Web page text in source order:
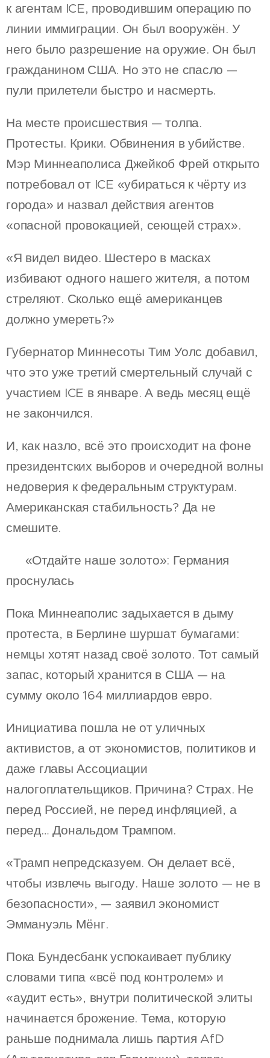
к агентам ICE, проводившим операцию по
линии иммиграции. Он был вооружён. У
него было разрешение на оружие. Он был
гражданином США. Но это не спасло —
пули прилетели быстро и насмерть.
На месте происшествия — толпа.
Протесты. Крики. Обвинения в убийстве.
Мэр Миннеаполиса Джейкоб Фрей открыто
потребовал от ICE «убираться к чёрту из
города» и назвал действия агентов
«опасной провокацией, сеющей страх».
«Я видел видео. Шестеро в масках
избивают одного нашего жителя, а потом
стреляют. Сколько ещё американцев
должно умереть?»
Губернатор Миннесоты Тим Уолс добавил,
что это уже третий смертельный случай с
участием ICE в январе. А ведь месяц ещё
не закончился.
И, как назло, всё это происходит на фоне
президентских выборов и очередной волны
недоверия к федеральным структурам.
Американская стабильность? Да не
смешите.
🏦 «Отдайте наше золото»: Германия
проснулась
Пока Миннеаполис задыхается в дыму
протеста, в Берлине шуршат бумагами:
немцы хотят назад своё золото. Тот самый
запас, который хранится в США — на
сумму около 164 миллиардов евро.
Инициатива пошла не от уличных
активистов, а от экономистов, политиков и
даже главы Ассоциации
налогоплательщиков. Причина? Страх. Не
перед Россией, не перед инфляцией, а
перед… Дональдом Трампом.
«Трамп непредсказуем. Он делает всё,
чтобы извлечь выгоду. Наше золото — не в
безопасности», — заявил экономист
Эммануэль Мёнг.
Пока Бундесбанк успокаивает публику
словами типа «всё под контролем» и
«аудит есть», внутри политической элиты
начинается брожение. Тема, которую
раньше поднимала лишь партия AfD